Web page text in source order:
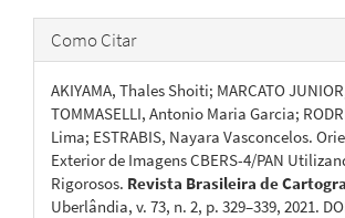
Como Citar
AKIYAMA, Thales Shoiti; MARCATO
TOMMASELLI, Antonio Maria Garcia;
Lima; ESTRABIS, Nayara Vasconcelos.
Exterior de Imagens CBERS-4/PAN
Rigorosos. Revista Brasileira de
Uberlândia, v. 73, n. 2, p. 329–339, 2021.